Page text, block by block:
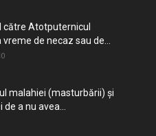
Atotputernicul
vreme de necaz sau de...
malahiei (masturbării) şi
a nu avea...